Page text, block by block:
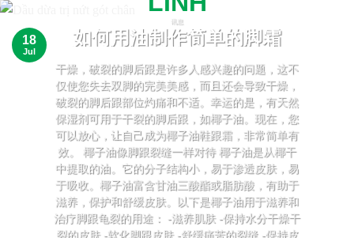
讯息
如何用油制作简单的脚霜
干燥，破裂的脚后跟是许多人感兴趣的问题，这不
仅使您失去双脚的完美美感，而且还会导致干燥，
破裂的脚后跟部位灼痛和不适。幸运的是，有天然
保湿剂可用于干裂的脚后跟，如椰子油。现在，您
可以放心，让自己成为椰子油鞋跟霜，非常简单有
效。 椰子油像脚跟裂缝一样对待 椰子油是从椰干
中提取的油。它的分子结构小，易于渗透皮肤，易
于吸收。椰子油富含甘油三酸酯或脂肪酸，有助于
滋养，保护和舒缓皮肤。以下是椰子油用于滋养和
治疗脚跟龟裂的用途： -滋养肌肤 -保持水分干燥干
裂的皮肤 -软化脚跟皮肤 -舒缓痛苦的裂缝 -保持皮
18
Jul